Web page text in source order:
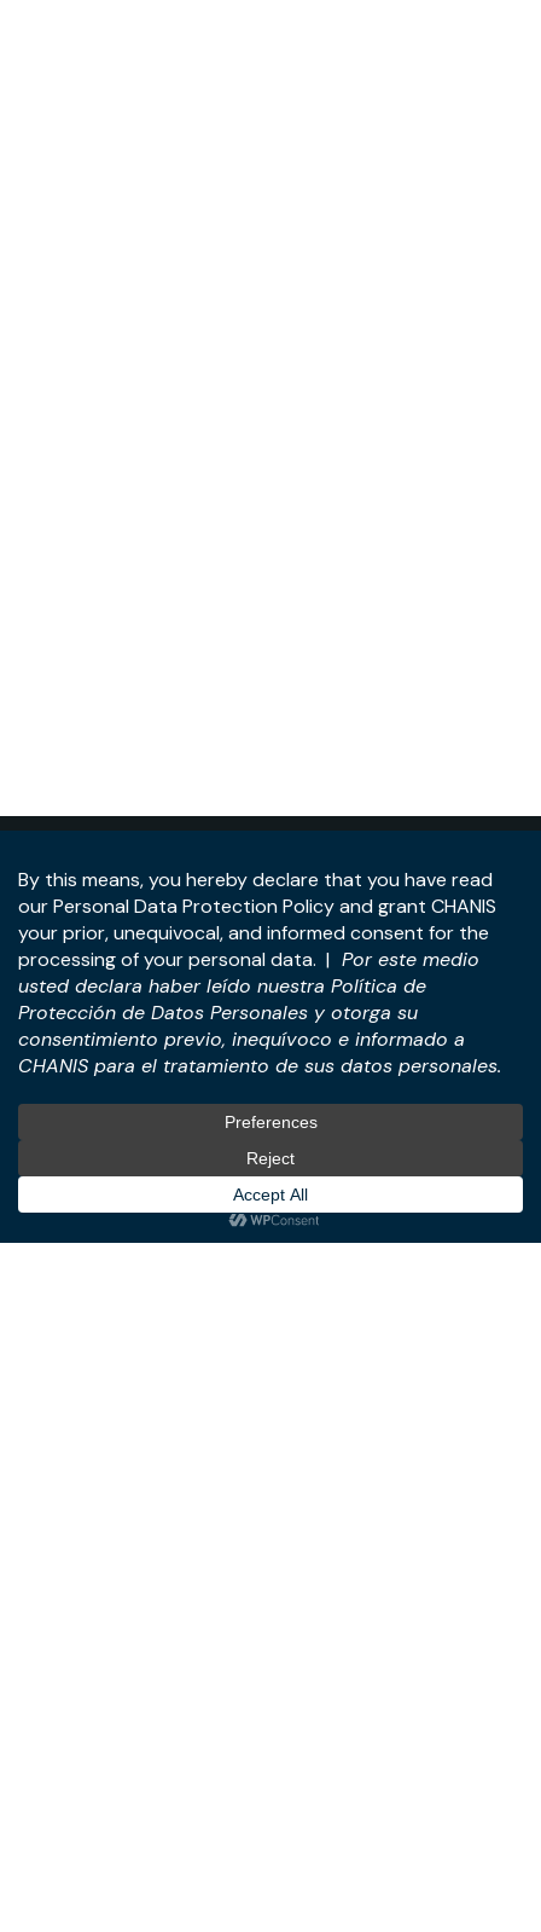
Dirección: Piso 22, Torre Panamá, Blvd. Costa del Este y
Ave. De La Rotonda, Ciudad de Panamá, República de
Panamá.
+507-393-1266
Fusiones, Adquisiciones y
Transacciones
Internacional
International Desk
Negocios Internacionales y